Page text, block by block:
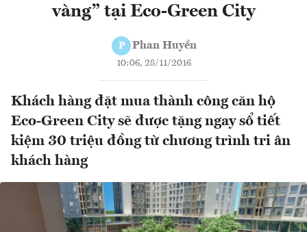
vàng” tại Eco-Green City
P Phan Huyền
10:06, 28/11/2016
Khách hàng đặt mua thành công căn hộ
Eco-Green City sẽ được tặng ngay sổ tiết
kiệm 30 triệu đồng từ chương trình tri ân
khách hàng